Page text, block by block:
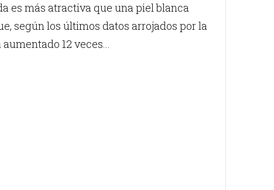
es más atractiva que una piel blanca
según los últimos datos arrojados por la
12 veces...